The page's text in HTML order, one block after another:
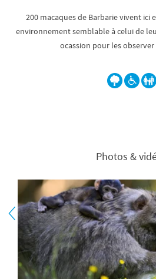
200 macaques de Barbarie vivent ici
environnement semblable à celui de
ocassion pour les observer
Photos &